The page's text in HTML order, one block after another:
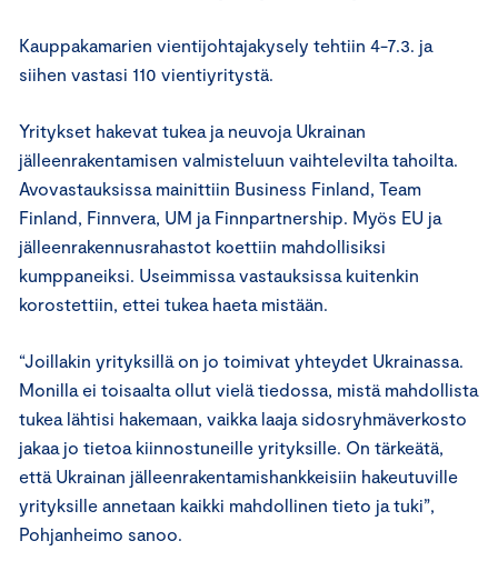
Kauppakamarien vientijohtajakysely tehtiin 4-7.3. ja
siihen vastasi 110 vientiyritystä.
Yritykset hakevat tukea ja neuvoja Ukrainan
jälleenrakentamisen valmisteluun vaihtelevilta tahoilta.
Avovastauksissa mainittiin Business Finland, Team
Finland, Finnvera, UM ja Finnpartnership. Myös EU ja
jälleenrakennusrahastot koettiin mahdollisiksi
kumppaneiksi. Useimmissa vastauksissa kuitenkin
korostettiin, ettei tukea haeta mistään.
“Joillakin yrityksillä on jo toimivat yhteydet Ukrainassa.
Monilla ei toisaalta ollut vielä tiedossa, mistä mahdollista
tukea lähtisi hakemaan, vaikka laaja sidosryhmäverkosto
jakaa jo tietoa kiinnostuneille yrityksille. On tärkeätä,
että Ukrainan jälleenrakentamishankkeisiin hakeutuville
yrityksille annetaan kaikki mahdollinen tieto ja tuki”,
Pohjanheimo sanoo.